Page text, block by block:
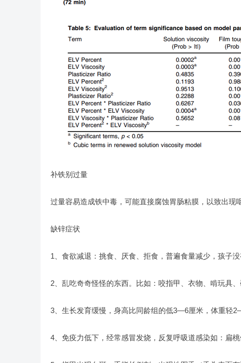
补铁别过量
过量容易造成铁中毒，可能直接腐蚀胃肠粘膜，以致出现
缺锌症状
1、食欲减退：挑食、厌食、拒食，普遍食量减少，孩子
2、乱吃奇奇怪怪的东西。比如：咬指甲、衣物、啃玩具
3、生长发育缓慢，身高比同龄组的低3—6厘米，体重轻
4、免疫力低下，经常感冒发烧，反复呼吸道感染如：扁